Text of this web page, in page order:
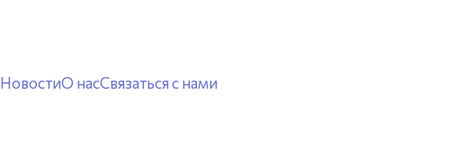
НовостиО насСвязаться с нами